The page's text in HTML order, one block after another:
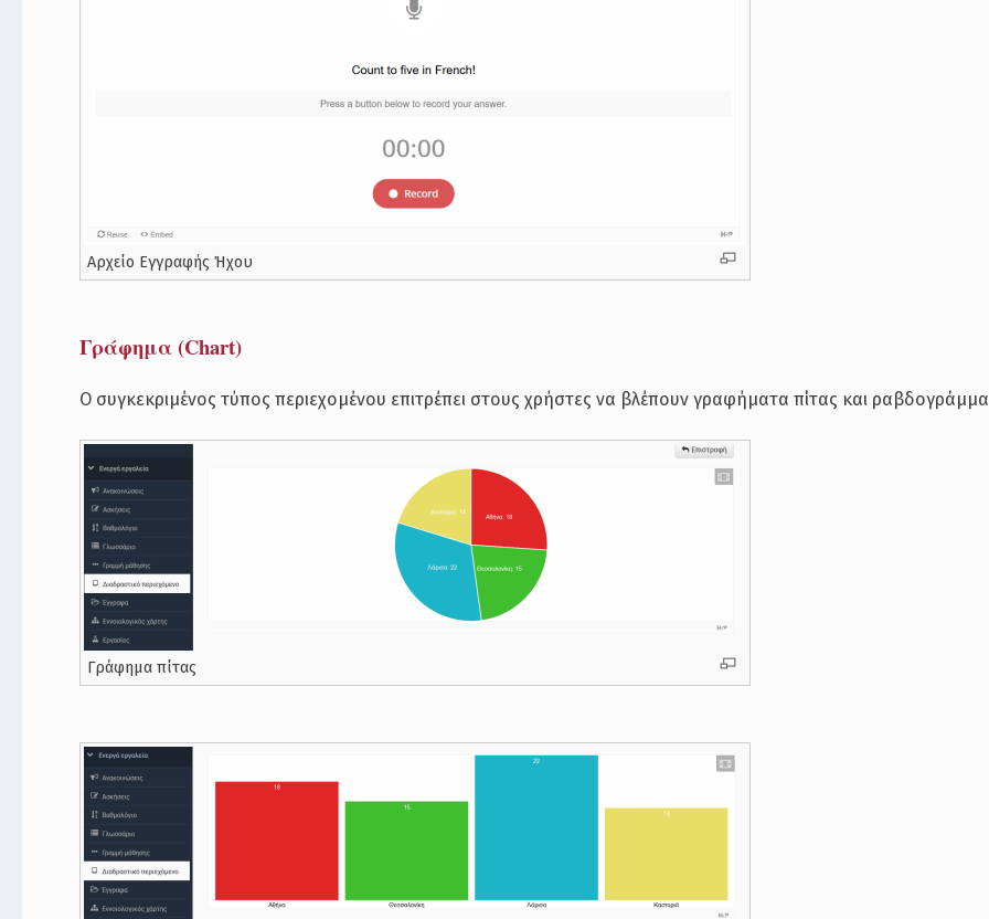
Αρχείο Εγγραφής Ήχου
Γράφημα (Chart)
Ο συγκεκριμένος τύπος περιεχομένου επιτρέπει στους χρήστες να βλέπουν γραφήματα πίτας και
Γράφημα πίτας